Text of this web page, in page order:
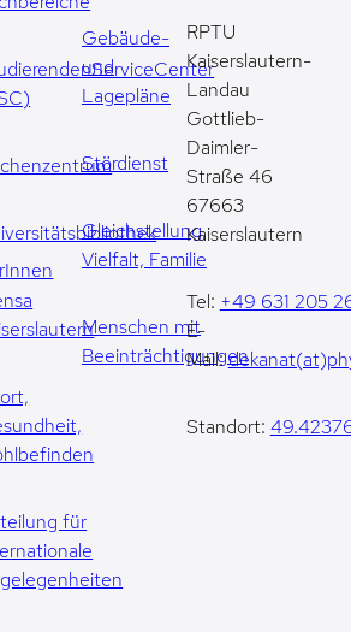
für
Gebäude-
und
Lagepläne
Stördienst
Gleichstellung,
Vielfalt, Familie
Menschen mit
Beeinträchtigungen
RPTU
Kaiserslautern-
Landau
Gottlieb-
Daimler-
Straße 46
67663
Kaiserslautern
Tel: +49 631 205
E-
Mail:
Standort: